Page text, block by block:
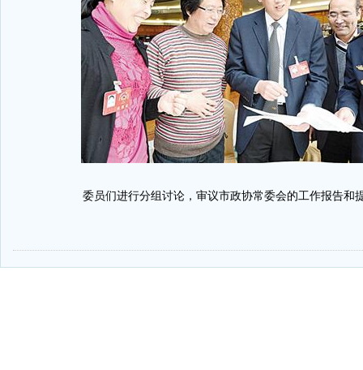
委员们进行分组讨论，审议市政协常委会的工作报告和
-